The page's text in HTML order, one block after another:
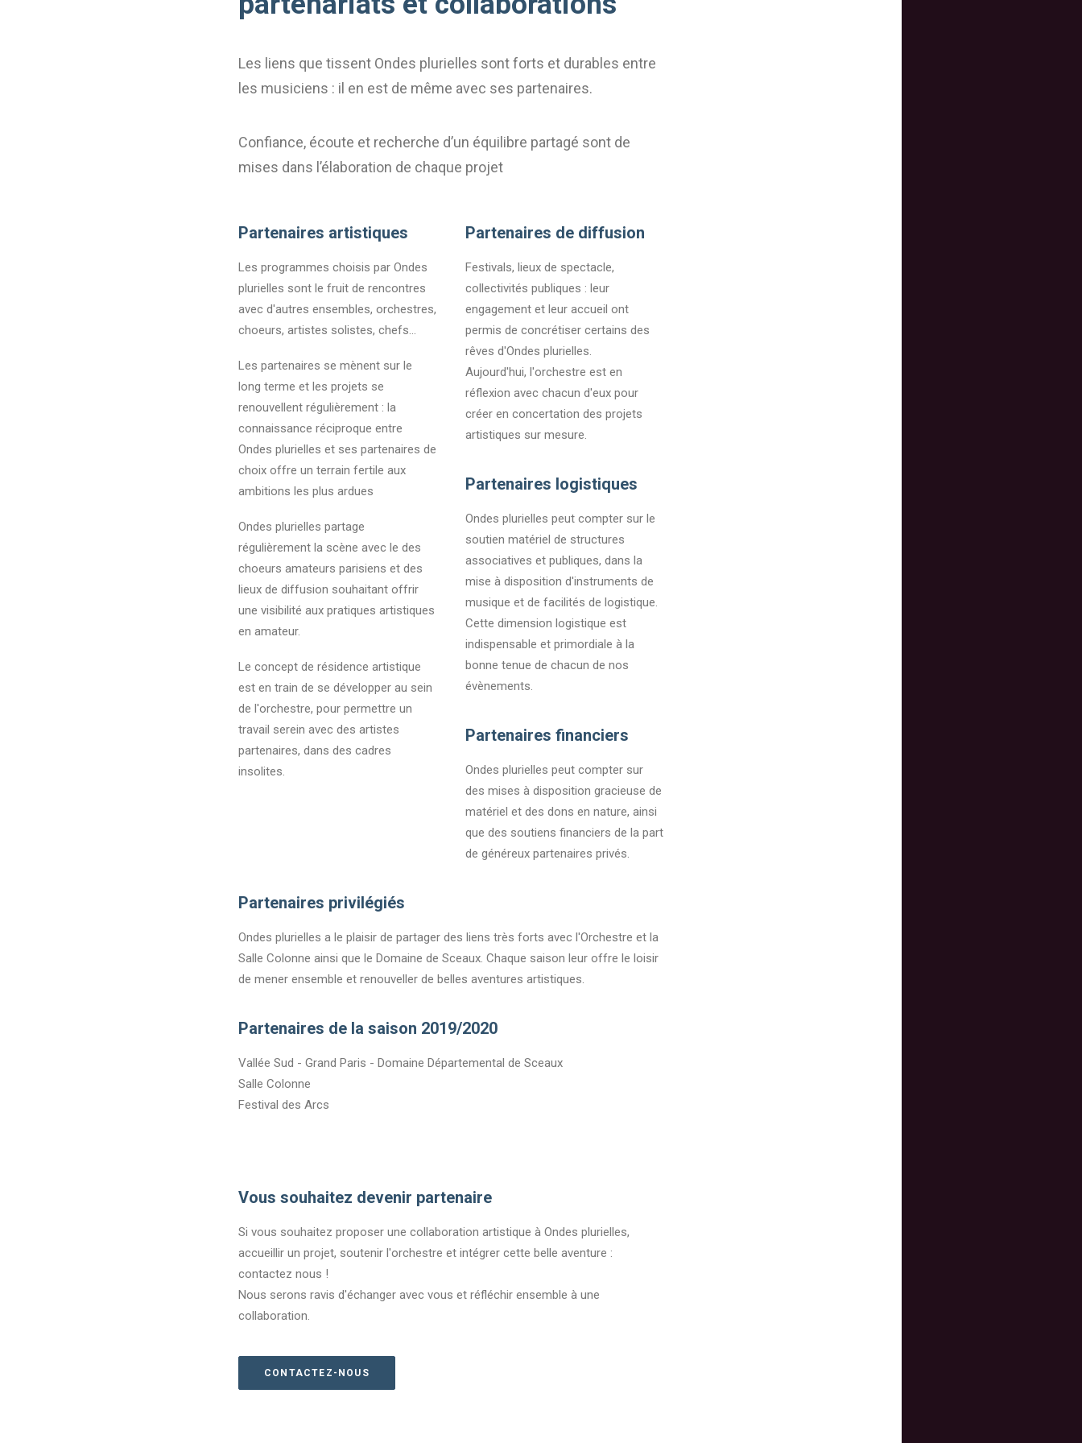
Les liens que tissent Ondes plurielles sont forts et durables entre
les musiciens : il en est de même avec ses partenaires.
Confiance, écoute et recherche d’un équilibre partagé sont de
mises dans l’élaboration de chaque projet
Partenaires artistiques
Les programmes choisis par Ondes
plurielles sont le fruit de rencontres
avec d'autres ensembles, orchestres,
choeurs, artistes solistes, chefs...
Les partenaires se mènent sur le
long terme et les projets se
renouvellent régulièrement : la
connaissance réciproque entre
Ondes plurielles et ses partenaires de
choix offre un terrain fertile aux
ambitions les plus ardues
Ondes plurielles partage
régulièrement la scène avec le des
choeurs amateurs parisiens et des
lieux de diffusion souhaitant offrir
une visibilité aux pratiques artistiques
en amateur.
Le concept de résidence artistique
est en train de se développer au sein
de l'orchestre, pour permettre un
travail serein avec des artistes
partenaires, dans des cadres
insolites.
Partenaires de diffusion
Festivals, lieux de spectacle,
collectivités publiques : leur
engagement et leur accueil ont
permis de concrétiser certains des
rêves d'Ondes plurielles.
Aujourd'hui, l'orchestre est en
réflexion avec chacun d'eux pour
créer en concertation des projets
artistiques sur mesure.
Partenaires logistiques
Ondes plurielles peut compter sur le
soutien matériel de structures
associatives et publiques, dans la
mise à disposition d'instruments de
musique et de facilités de logistique.
Cette dimension logistique est
indispensable et primordiale à la
bonne tenue de chacun de nos
évènements.
Partenaires financiers
Ondes plurielles peut compter sur
des mises à disposition gracieuse de
matériel et des dons en nature, ainsi
que des soutiens financiers de la part
de généreux partenaires privés.
Partenaires privilégiés
Ondes plurielles a le plaisir de partager des liens très forts avec l'Orchestre et la
Salle Colonne ainsi que le Domaine de Sceaux. Chaque saison leur offre le loisir
de mener ensemble et renouveller de belles aventures artistiques.
Partenaires de la saison 2019/2020
Vallée Sud - Grand Paris - Domaine Départemental de Sceaux
Salle Colonne
Festival des Arcs
Vous souhaitez devenir partenaire
Si vous souhaitez proposer une collaboration artistique à Ondes plurielles,
accueillir un projet, soutenir l'orchestre et intégrer cette belle aventure :
contactez nous !
Nous serons ravis d'échanger avec vous et réfléchir ensemble à une
collaboration.
CONTACTEZ-NOUS